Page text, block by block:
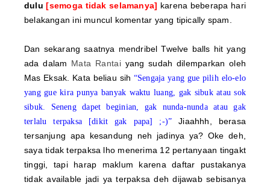
dulu [semoga tidak selamanya] karena beberapa hari
belakangan ini muncul komentar yang tipically spam.
Dan sekarang saatnya mendribel Twelve balls hit yang
ada dalam Mata Rantaiyang sudah dilemparkan oleh
Mas Eksak. Kata beliau sih “Sengaja yang gue pilih elo-elo
yang gue kira punya banyak waktu luang, gak sibuk atau sok
sibuk. Seneng dapet beginian, gak nunda-nunda atau gak
terlalu terpaksa [dikit gak papa] ;-)” Jiaahhh, berasa
tersanjung apa kesandung neh jadinya ya? Oke deh,
saya tidak terpaksa lho menerima 12 pertanyaan tingakt
tinggi, tapi harap maklum karena daftar pustakanya
tidak available jadi ya terpaksa deh dijawab sebisanya